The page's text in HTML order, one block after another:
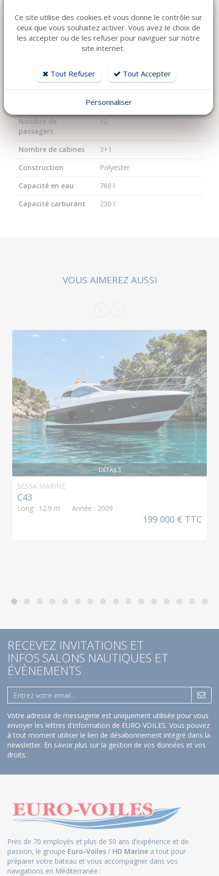
Moteur
YANMAR 4JH110CR - 110
CV/HP
Ligne d'Arbre
Largeur
4.99
1.9
Nombre de
passagers
12
Nombre de cabines
3+1
Construction
Polyester
Capacité en eau
760 l
Capacité carburant
230 l
VOUS AIMEREZ AUSSI
DÉTAILS
SESSA MARINE
C43
Long : 12.9 m Année : 2009
199 000 € TTC
RECEVEZ INVITATIONS ET
INFOS SALONS NAUTIQUES ET
ÉVÈNEMENTS
Votre adresse de messagerie est uniquement utilisée pour vous
envoyer les lettres d'information de EURO-VOILES. Vous pouvez
à tout moment utiliser le lien de désabonnement intégré dans la
newsletter. En savoir plus sur la gestion de vos données et vos
droits.
Près de 70 employés et plus de 50 ans d’expérience et de
passion, le groupe Euro-Voiles / HD Marine a tout pour
préparer votre bateau et vous accompagner dans vos
navigations en Méditerranée :
Ce site utilise des cookies et vous donne le contrôle sur
ceux que vous souhaitez activer. Vous avez le choix de
les accepter ou de les refuser pour naviguer sur notre
site internet.
Tout Refuser Tout Accepter
Personnaliser